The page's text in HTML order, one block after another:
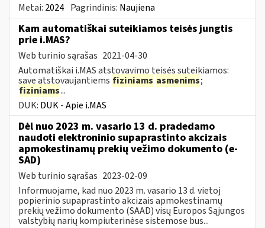
Metai: 2024 Pagrindinis: Naujiena
Kam automatiškai suteikiamos teisės jungtis
prie i.MAS?
Web turinio sąrašas 2021-04-30
Automatiškai i.MAS atstovavimo teisės suteikiamos:
save atstovaujantiems fiziniams asmenims;
fiziniams...
DUK: DUK - Apie i.MAS
Dėl nuo 2023 m. vasario 13 d. pradedamo
naudoti elektroninio supaprastinto akcizais
apmokestinamų prekių vežimo dokumento (e-
SAD)
Web turinio sąrašas 2023-02-09
Informuojame, kad nuo 2023 m. vasario 13 d. vietoj
popierinio supaprastinto akcizais apmokestinamų
prekių vežimo dokumento (SAAD) visų Europos Sąjungos
valstybių narių kompiuterinėse sistemose bus...